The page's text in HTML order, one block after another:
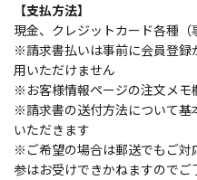
【支払方法】
現金、クレジットカード各種（
※請求書払いは事前に会員登録
用いただけません
※お客様情報ページの注文メモ
※請求書の送付方法について基
いただきます
※ご希望の場合は郵送でもご対
参はお受けできかねますのでご